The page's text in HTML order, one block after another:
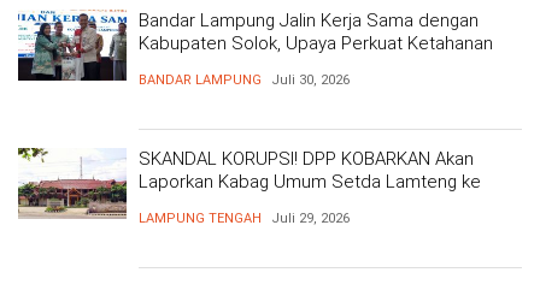
Bandar Lampung Jalin Kerja Sama dengan
Kabupaten Solok, Upaya Perkuat Ketahanan
BANDAR LAMPUNG Juli 30, 2026
SKANDAL KORUPSI! DPP KOBARKAN Akan
Laporkan Kabag Umum Setda Lamteng ke
LAMPUNG TENGAH Juli 29, 2026